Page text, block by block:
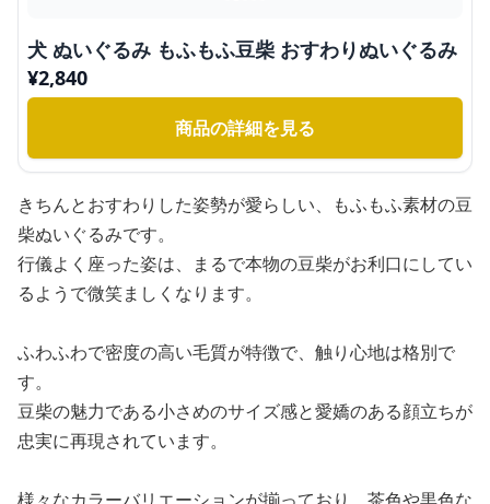
犬 ぬいぐるみ もふもふ豆柴 おすわりぬいぐるみ
¥2,840
商品の詳細を見る
きちんとおすわりした姿勢が愛らしい、もふもふ素材の豆
柴ぬいぐるみです。
行儀よく座った姿は、まるで本物の豆柴がお利口にしてい
るようで微笑ましくなります。
ふわふわで密度の高い毛質が特徴で、触り心地は格別で
す。
豆柴の魅力である小さめのサイズ感と愛嬌のある顔立ちが
忠実に再現されています。